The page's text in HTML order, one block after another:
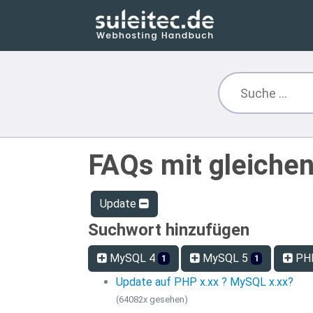
FAQs mit
Update
Suchwort hinzufügen
MySQL 4 1 MySQL 5 1
Update auf PHP x.xx ? MySQL x.xx?
(64082x gesehen)